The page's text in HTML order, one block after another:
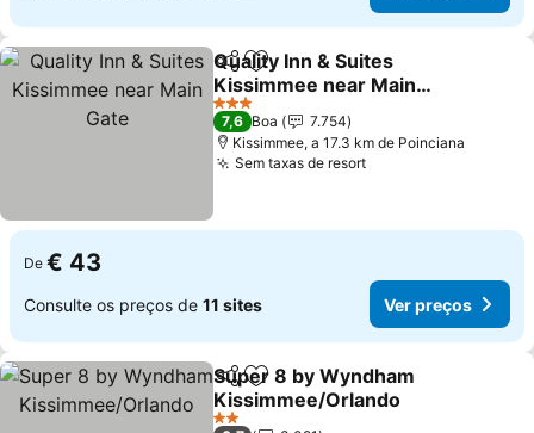
PartilharAdicionar aos favoritos
Quality Inn & Suites
Kissimmee near Main
Gate
Ver preços
3 Estrelas
7,6 Boa
7.754
Kissimmee, a 17.3 km de Poinciana
Sem taxas de resortVer preços
De € 43
Consulte os preços de 11 sites Ver preços
PartilharAdicionar aos favoritos
Super 8 by Wyndham
Kissimmee/Orlando
Ver preços
2 Estrelas